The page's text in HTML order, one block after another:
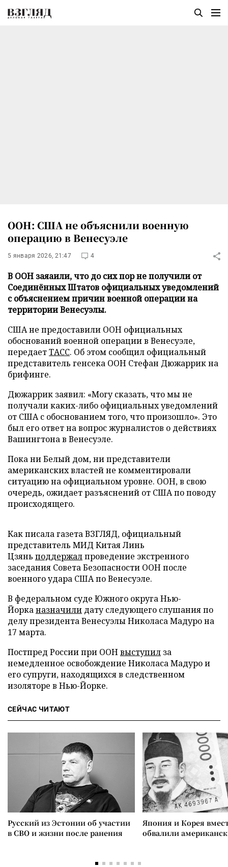
ООН: США не объяснили военную
операцию в Венесуэле
5 января 2026, 21:47 4
В ООН заяаили, что до сих пор не получили от
Соединённых Штатов официальных уведомлений
с объяснением причин военной операции на
территории Венесуэлы.
США не предоставили ООН официальных
обоснований военной операции в Венесуэле,
передаетТАСС. Об этом сообщил официальный
представитель генсека ООН Стефан Дюжаррик на
брифинге.
Дюжаррик заявил: «Могу сказать, что мы не
получали каких-либо официальных уведомлений
от США с обоснованием того, что произошло». Это
был его ответ на вопрос журналистов о действиях
Вашингтона в Венесуэле.
Пока ни Белый дом, ни представители
американских властей не комментировали
ситуацию на официальном уровне. ООН, в свою
очередь, ожидает разъяснений от США по поводу
происходящего.
Как писала газета ВЗГЛЯД, официальный
представитель МИД Китая Линь
Цзянь поддержалпроведение экстренного
заседания Совета Безопасности ООН после
военного удара США по Венесуэле.
В федеральном суде Южного округа Нью-
Йорканазначили дату следующего слушания по
делу президента Венесуэлы Николаса Мадуро на
17 марта.
Постпред России при ООНвыступил за
немедленное освобождение Николаса Мадуро и
его супруги, находящихся в следственном
изоляторе в Нью-Йорке.
СЕЙЧАС ЧИТАЮТ
Русский из Эстонии об участии
в СВО и жизни после ранения
Япония и Корея
обвалили